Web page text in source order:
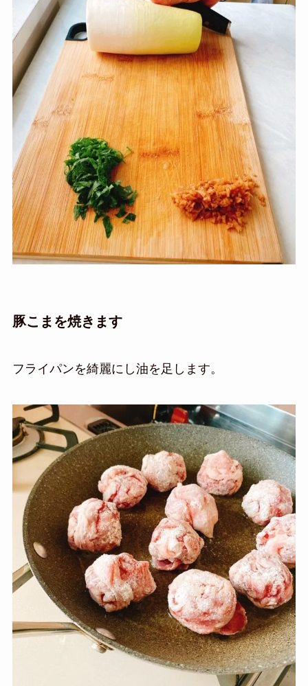
豚こまを焼きます
フライパンを綺麗にし油を足します。